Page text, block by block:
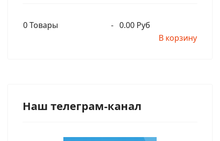
0Товары - 0.00 Руб
В корзину
Наш телеграм-канал